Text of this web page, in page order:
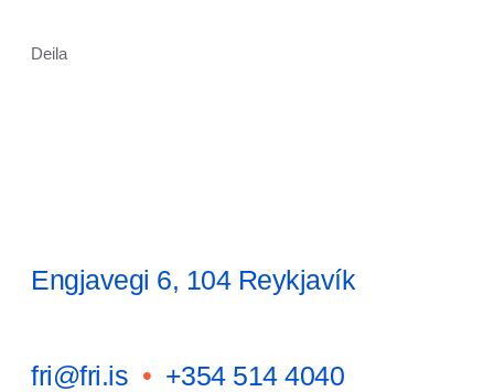
Deila
Engjavegi 6, 104 Reykjavík
fri@fri.is • +354 514 4040